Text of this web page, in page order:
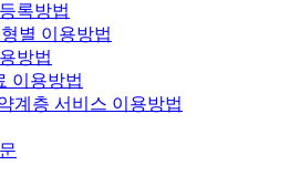
록방법
별 이용방법
방법
이용방법
계층 서비스 이용방법